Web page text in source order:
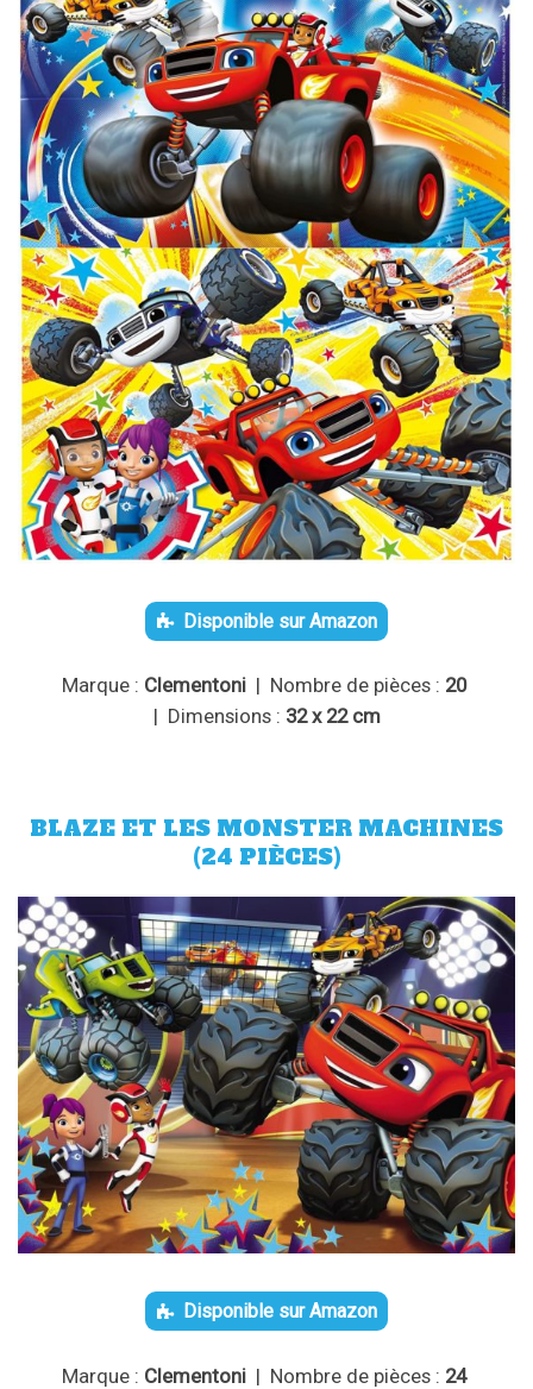
Disponible sur Amazon
Marque : Clementoni | Nombre de pièces : 20
| Dimensions : 32 x 22 cm
BLAZE ET LES MONSTER MACHINES
(24 PIÈCES)
Disponible sur Amazon
Marque : Clementoni | Nombre de pièces : 24